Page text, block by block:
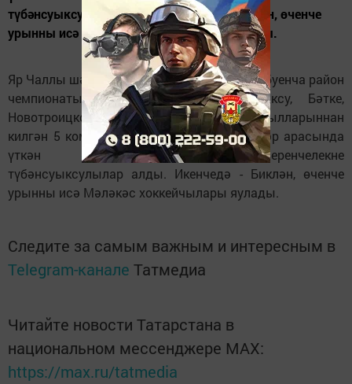
түбәнсуыксулылар алды. Икенчедә - Биклән, өченче
урынны исә Мәләкәс хоккейчылары яулады.
Яр Чаллы шәһәренең Боз сараенда хоккей буенча район
чемпионаты үтте. Монда Түбән Суыксу, Бәтке,
Новотроицкое, Мәләкәс һәм Биклән авылларыннан
килгән 5 команда көч сынашты. Ир-егетләр арасында
үткән әлеге ярышларда беренчелекне
түбәнсуыксулылар алды. Икенчедә - Биклән, өченче
урынны исә Мәләкәс хоккейчылары яулады.
Следите за самым важным и интересным в
Telegram-канале Татмедиа
Читайте новости Татарстана в
национальном мессенджере MАХ:
https://max.ru/tatmedia